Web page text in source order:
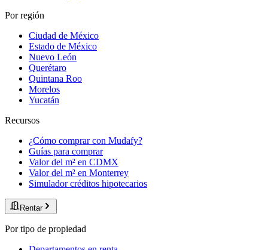
Por región
Ciudad de México
Estado de México
Nuevo León
Querétaro
Quintana Roo
Morelos
Yucatán
Recursos
¿Cómo comprar con Mudafy?
Guías para comprar
Valor del m² en CDMX
Valor del m² en Monterrey
Simulador créditos hipotecarios
Rentar
Por tipo de propiedad